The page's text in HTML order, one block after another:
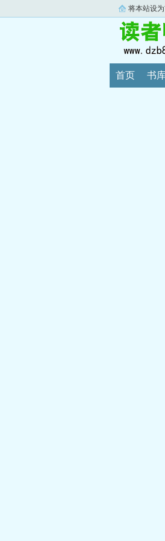
将本站设
首页 书